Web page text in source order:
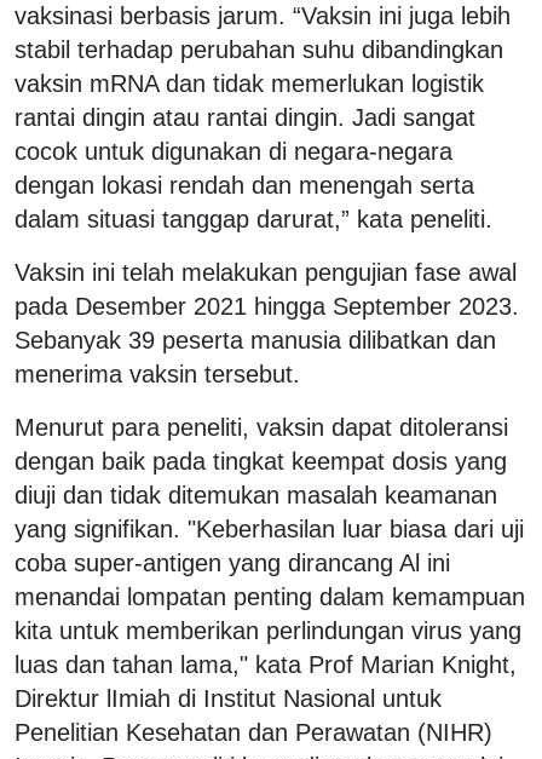
vaksinasi berbasis jarum. “Vaksin ini juga lebih
stabil terhadap perubahan suhu dibandingkan
vaksin mRNA dan tidak memerlukan logistik
rantai dingin atau rantai dingin. Jadi sangat
cocok untuk digunakan di negara-negara
dengan lokasi rendah dan menengah serta
dalam situasi tanggap darurat,” kata peneliti.
Vaksin ini telah melakukan pengujian fase awal
pada Desember 2021 hingga September 2023.
Sebanyak 39 peserta manusia dilibatkan dan
menerima vaksin tersebut.
Menurut para peneliti, vaksin dapat ditoleransi
dengan baik pada tingkat keempat dosis yang
diuji dan tidak ditemukan masalah keamanan
yang signifikan. "Keberhasilan luar biasa dari uji
coba super-antigen yang dirancang Al ini
menandai lompatan penting dalam kemampuan
kita untuk memberikan perlindungan virus yang
luas dan tahan lama," kata Prof Marian Knight,
Direktur lImiah di Institut Nasional untuk
Penelitian Kesehatan dan Perawatan (NIHR)